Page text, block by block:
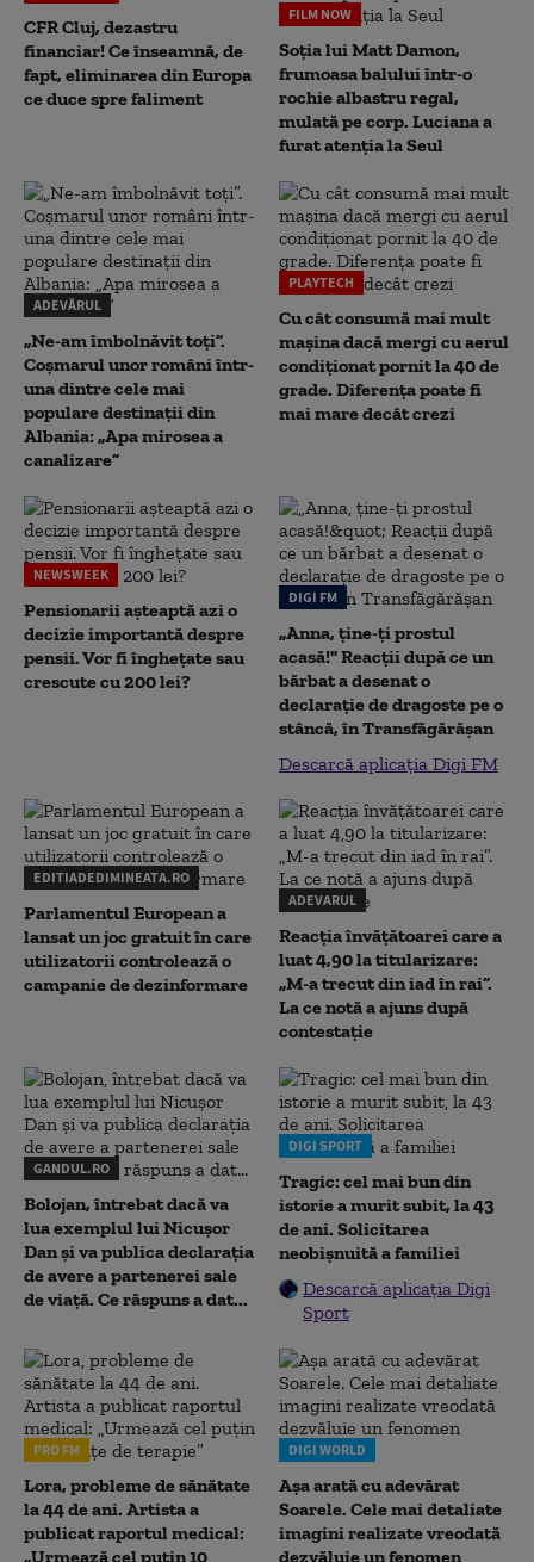
CFR Cluj, dezastru
financiar! Ce înseamnă, de
fapt, eliminarea din Europa
ce duce spre faliment
FILM NOW
Soția lui Matt Damon,
frumoasa balului într-o
rochie albastru regal,
mulată pe corp. Luciana a
furat atenția la Seul
ADEVĂRUL
„Ne-am îmbolnăvit toți”.
Coșmarul unor români într-
una dintre cele mai
populare destinații din
Albania: „Apa mirosea a
canalizare”
PLAYTECH
Cu cât consumă mai mult
mașina dacă mergi cu aerul
condiționat pornit la 40 de
grade. Diferența poate fi
mai mare decât crezi
NEWSWEEK
Pensionarii așteaptă azi o
decizie importantă despre
pensii. Vor fi înghețate sau
crescute cu 200 lei?
DIGI FM
„Anna, ţine-ţi prostul
acasă!" Reacţii după ce un
bărbat a desenat o
declaraţie de dragoste pe o
stâncă, în Transfăgărăşan
Descarcă aplicația Digi FM
EDITIADEDIMINEATA.RO
Parlamentul European a
lansat un joc gratuit în care
utilizatorii controlează o
campanie de dezinformare
ADEVARUL
Reacția învățătoarei care a
luat 4,90 la titularizare:
„M-a trecut din iad în rai”.
La ce notă a ajuns după
contestație
GANDUL.RO
Bolojan, întrebat dacă va
lua exemplul lui Nicușor
Dan și va publica declarația
de avere a partenerei sale
de viață. Ce răspuns a dat...
DIGI SPORT
Tragic: cel mai bun din
istorie a murit subit, la 43
de ani. Solicitarea
neobișnuită a familiei
Descarcă aplicația Digi
Sport
PRO FM
Lora, probleme de sănătate
la 44 de ani. Artista a
publicat raportul medical:
„Urmează cel puțin 10
DIGI WORLD
Așa arată cu adevărat
Soarele. Cele mai detaliate
imagini realizate vreodată
dezvăluie un fenomen